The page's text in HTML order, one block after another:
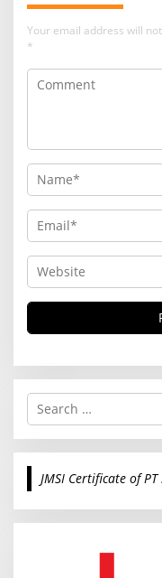
Your email address will
*
S
r
c
o
JMSI Certificate of